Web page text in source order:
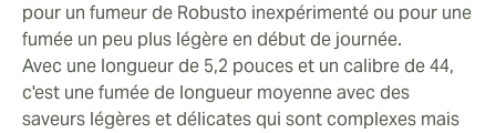
pour un fumeur de Robusto inexpérimenté ou pour une
fumée un peu plus légère en début de journée.
Avec une longueur de 5,2 pouces et un calibre de 44,
c'est une fumée de longueur moyenne avec des
saveurs légères et délicates qui sont complexes mais